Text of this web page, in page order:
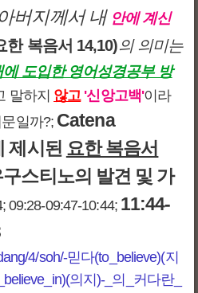
버지께서 내 안에 계신
한 복음서 14,10)의 의미는
에 도입한 영어성경공부 방
말하지 않고 '신앙고백'이라
일까?; Catena
제시된 요한 복음서
스티노의 발견 및 가
09:28-09:47-10:44; 11:44-
4/soh/-믿다(to_believe)(지
의지)-_의_커다란_